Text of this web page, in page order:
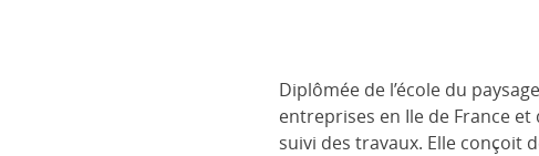
Diplômée de l’école du
entreprises en Ile de France et
suivi des travaux. Elle conçoit